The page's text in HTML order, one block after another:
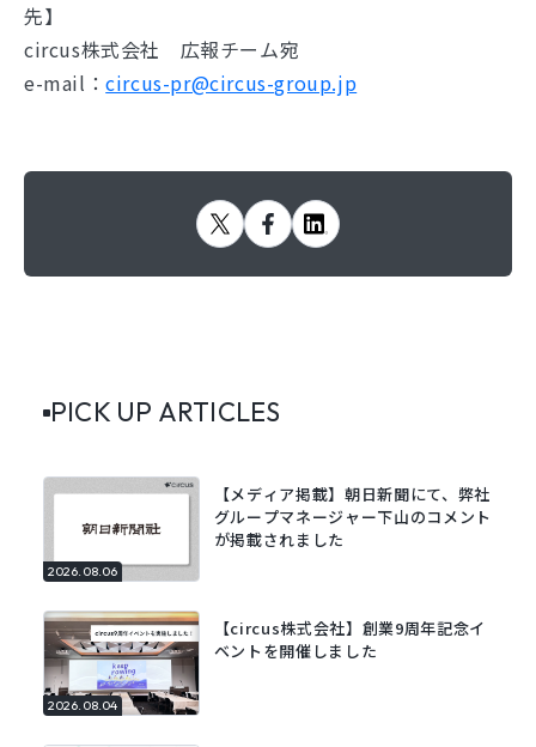
先】
circus株式会社 広報チーム宛
e-mail：circus-pr@circus-group.jp
PICK UP ARTICLES
2026.08.06
【メディア掲載】朝日新聞にて、弊社
グループマネージャー下山のコメント
が掲載されました
2026.08.04
【circus株式会社】創業9周年記念イ
ベントを開催しました